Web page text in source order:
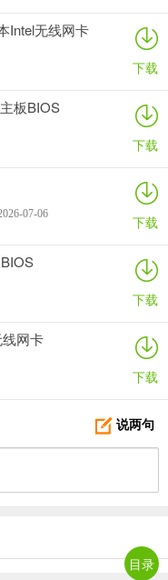
Intel无线网卡
下载
板BIOS
下载
07-06 下载
下载
网卡
下载
说两句
目录